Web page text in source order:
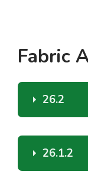
Fabric
26.2
26.1.2